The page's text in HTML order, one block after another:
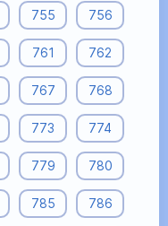
755 756
761 762
767 768
773 774
779 780
785 786